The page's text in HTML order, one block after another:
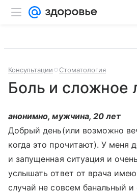
Консультации Стоматология
Боль и сложное
анонимно, мужчина, 20 лет
Добрый день(или возможно
когда это прочитают). У меня
и запущенная ситуация и
услышать ответ от врача
случай не совсем банальный и